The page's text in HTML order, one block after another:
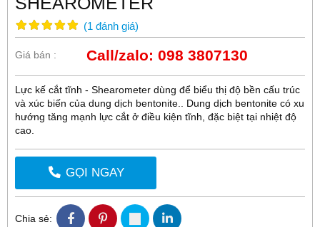
(1 đánh giá)
Giá bán : Call/zalo: 098 3807130
Lực kế cắt tĩnh - Shearometer dùng để biểu thị độ bền cấu trúc
và xúc biến của dung dịch bentonite.. Dung dịch bentonite có xu
hướng tăng mạnh lực cắt ở điều kiện tĩnh, đặc biệt tại nhiệt độ
cao.
GỌI NGAY
Chia sẻ: